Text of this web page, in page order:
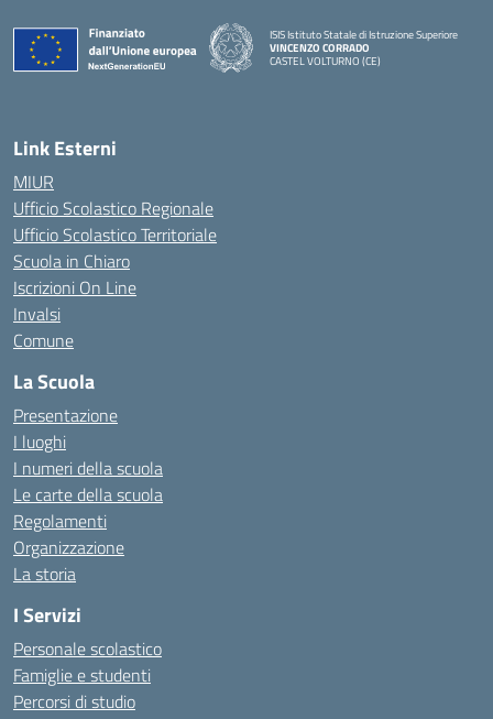
ISIS Istituto Statale di Istruzione Superiore
VINCENZO CORRADO
CASTEL VOLTURNO (CE)
Link Esterni
MIUR
Ufficio Scolastico Regionale
Ufficio Scolastico Territoriale
Scuola in Chiaro
Iscrizioni On Line
Invalsi
Comune
La Scuola
Presentazione
I luoghi
I numeri della scuola
Le carte della scuola
Regolamenti
Organizzazione
La storia
I Servizi
Personale scolastico
Famiglie e studenti
Percorsi di studio